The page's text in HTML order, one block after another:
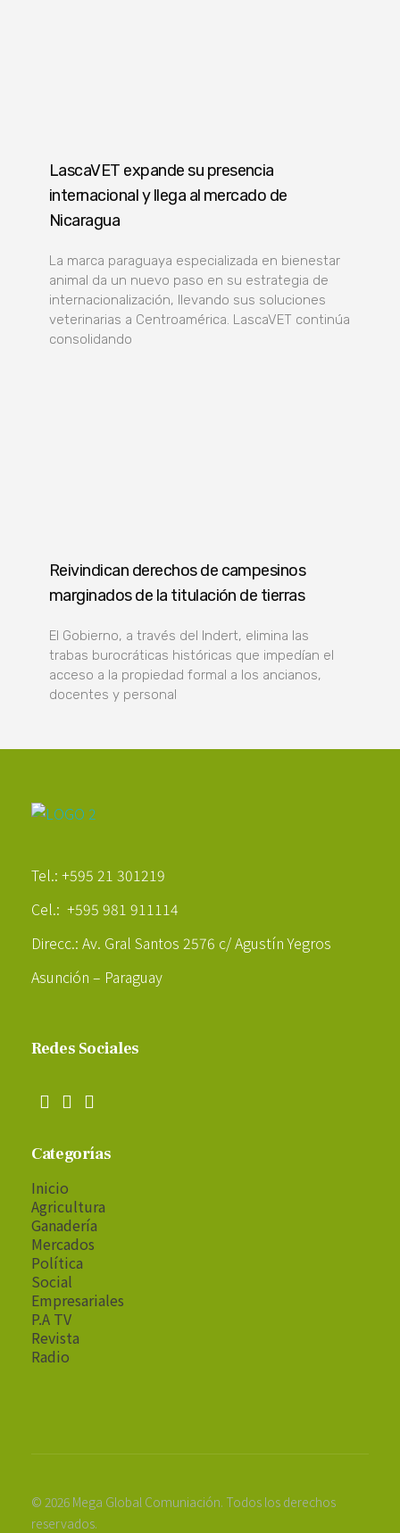
LascaVET expande su presencia
internacional y llega al mercado de
Nicaragua
La marca paraguaya especializada en bienestar
animal da un nuevo paso en su estrategia de
internacionalización, llevando sus soluciones
veterinarias a Centroamérica. LascaVET continúa
consolidando
Reivindican derechos de campesinos
marginados de la titulación de tierras
El Gobierno, a través del Indert, elimina las
trabas burocráticas históricas que impedían el
acceso a la propiedad formal a los ancianos,
docentes y personal
Tel.: +595 21 301219
Cel.: +595 981 911114
Direcc.: Av. Gral Santos 2576 c/ Agustín Yegros
Asunción – Paraguay
Redes Sociales
Categorías
Inicio
Agricultura
Ganadería
Mercados
Política
Social
Empresariales
P.A TV
Revista
Radio
© 2026 Mega Global Comuniación. Todos los derechos
reservados.